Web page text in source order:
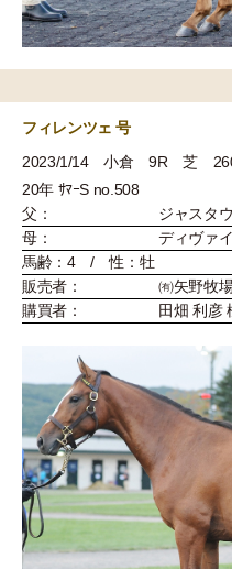
フィレンツェ 号
2023/1/14 小倉 9R 芝
20年 ｻﾏｰS no.508
父：
ジャスタ
母：
ディヴァ
馬齢：4 / 性：牡
販売者：
㈲矢野牧
購買者：
田畑 利彦